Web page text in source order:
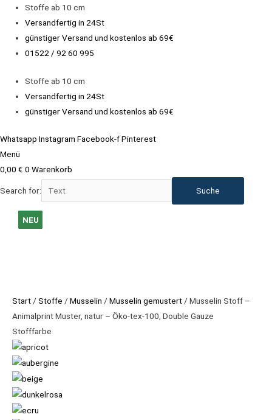
Inhalt
springen
Stoffe ab 10 cm
Versandfertig in 24St
günstiger Versand und kostenlos ab 69€
01522 / 92 60 995
Stoffe ab 10 cm
Versandfertig in 24St
günstiger Versand und kostenlos ab 69€
Whatsapp Instagram Facebook-fPinterest
Menü
0,00 € 0 Warenkorb
Search for:
NEU
Start/ Stoffe / Musselin / Musselin gemustert/ Musselin Stoff –
Animalprint Muster, natur – Öko-tex-100, Double Gauze
Stofffarbe
NEU
NEU
NEU
NEU
NEU
NEU
NEU
NEU
NEU